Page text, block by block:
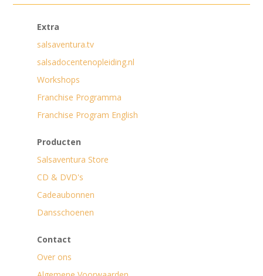
Extra
salsaventura.tv
salsadocentenopleiding.nl
Workshops
Franchise Programma
Franchise Program English
Producten
Salsaventura Store
CD & DVD's
Cadeaubonnen
Dansschoenen
Contact
Over ons